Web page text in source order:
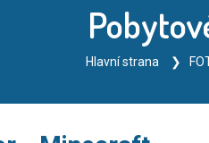
Hlavní strana